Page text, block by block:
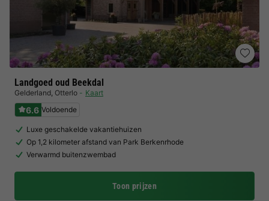
Landgoed oud Beekdal
Gelderland, Otterlo Kaart
6.6 Voldoende
Luxe geschakelde vakantiehuizen
Op 1,2 kilometer afstand van Park Berkenrhode
Verwarmd buitenzwembad
Toon prijzen